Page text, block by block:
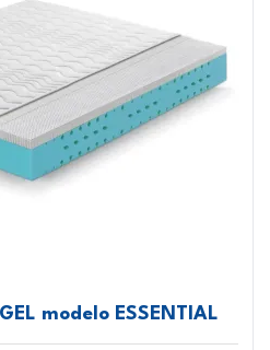
modelo ESSENTIAL